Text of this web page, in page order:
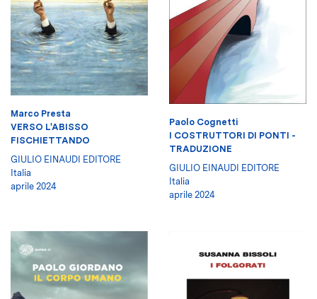
Marco Presta
VERSO L'ABISSO
FISCHIETTANDO
GIULIO EINAUDI EDITORE
Italia
aprile 2024
Paolo Cognetti
I COSTRUTTORI DI PONTI -
TRADUZIONE
GIULIO EINAUDI EDITORE
Italia
aprile 2024